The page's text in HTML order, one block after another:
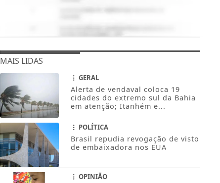
MAIS LIDAS
GERAL
Alerta de vendaval coloca 19
cidades do extremo sul da Bahia
em atenção; Itanhém e...
POLÍTICA
Brasil repudia revogação de visto
de embaixadora nos EUA
OPINIÃO